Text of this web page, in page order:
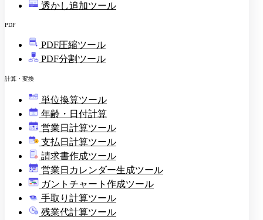
透かし追加ツール
PDF
PDF圧縮ツール
PDF分割ツール
計算・変換
単位換算ツール
年齢・日付計算
営業日計算ツール
¥ 支払日計算ツール
印
請求書作成ツール
営業日カレンダー生成ツール
ガントチャート作成ツール
手取り計算ツール
残業代計算ツール